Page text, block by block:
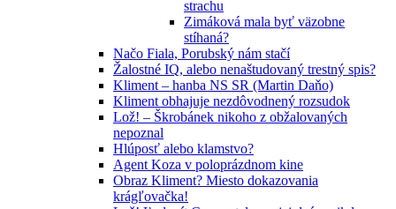
strachu
Zimáková mala byť väzobne
stíhaná?
Načo Fiala, Porubský nám stačí
Žalostné IQ, alebo nenaštudovaný trestný spis?
Kliment – hanba NS SR (Martin Daňo)
Kliment obhajuje nezdôvodnený rozsudok
Lož! – Škrobánek nikoho z obžalovaných
nepoznal
Hlúposť alebo klamstvo?
Agent Koza v poloprázdnom kine
Obraz Kliment? Miesto dokazovania
krágľovačka!